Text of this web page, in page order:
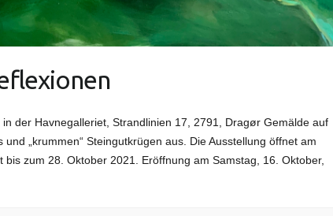
der Havnegalleriet, Strandlinien 17, 2791, Dragør Gemälde auf
und „krummen“ Steingutkrügen aus. Die Ausstellung öffnet am
zum 28. Oktober 2021. Eröffnung am Samstag, 16. Oktober,